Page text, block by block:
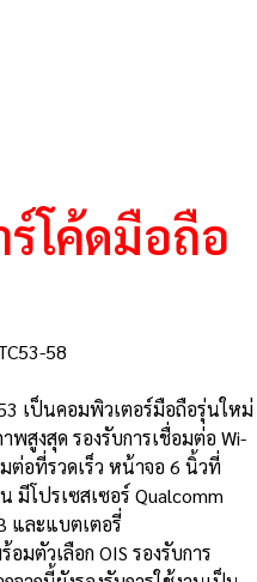
โค้ดมือถือ
เป็นคอมพิวเตอร์มือถือรุ่นใหม่
สูงสุด รองรับการเชื่อมต่อ Wi-
มต่อที่รวดเร็ว หน้าจอ 6 นิ้วที่
มีโปรเซสเซอร์ Qualcomm
และแบตเตอรี่
มตัวเลือก OIS รองรับการ